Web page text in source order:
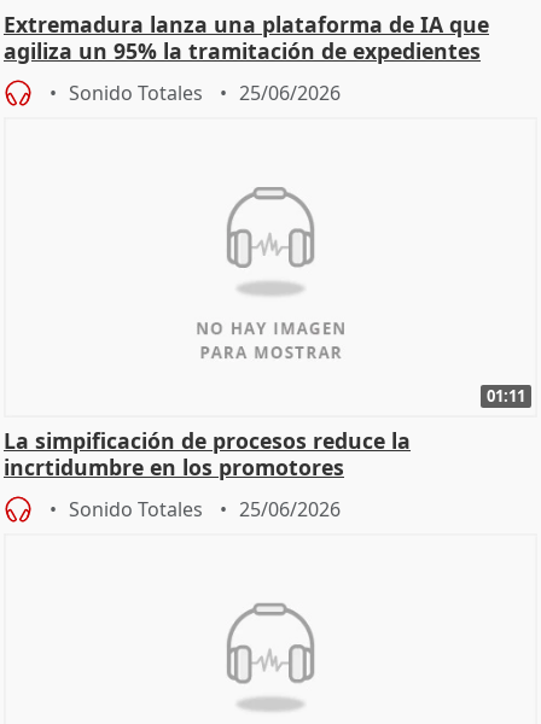
Extremadura lanza una plataforma de IA que
agiliza un 95% la tramitación de expedientes
Sonido Totales 25/06/2026
01:11
La simpificación de procesos reduce la
incrtidumbre en los promotores
Sonido Totales 25/06/2026